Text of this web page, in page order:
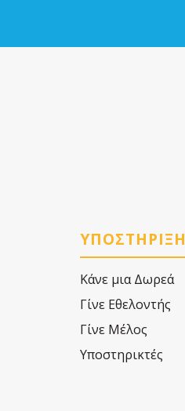
ΥΠΟΣΤΗΡΙΞΗ
Κάνε μια Δωρεά
Γίνε Εθελοντής
Γίνε Μέλος
Υποστηρικτές